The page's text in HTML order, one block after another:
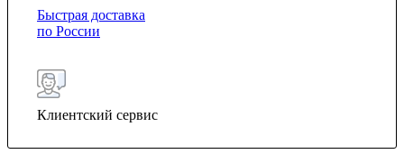
Быстрая доставка
по России
Клиентский сервис